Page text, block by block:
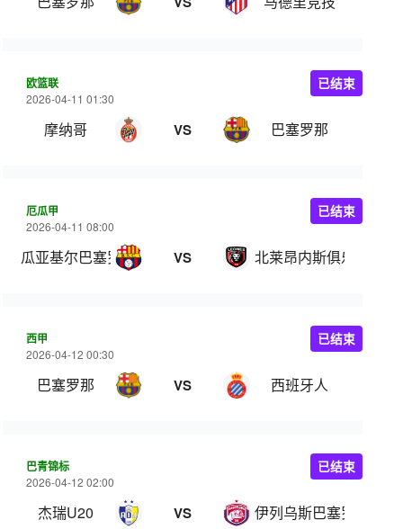
欧篮联
2026-04-11 01:30
摩纳哥 VS 巴塞罗那
已结束
厄瓜甲
2026-04-11 08:00
瓜亚基尔巴塞罗那 VS 北莱昂内斯俱乐部
已结束
西甲
2026-04-12 00:30
巴塞罗那 VS 西班牙人
已结束
巴青锦标
2026-04-12 02:00
杰瑞U20 VS 伊列乌斯巴塞罗那U20
已结束